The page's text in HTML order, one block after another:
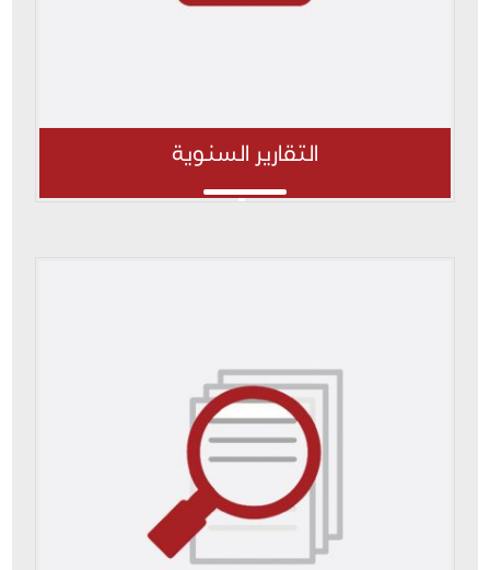
التقارير السنوية